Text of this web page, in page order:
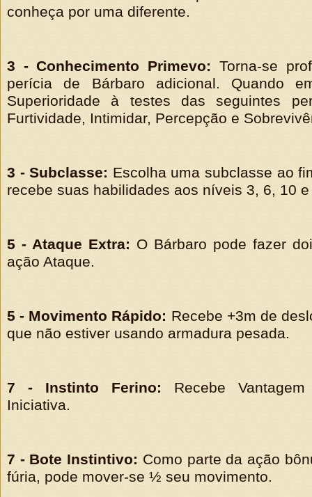
conheça por uma diferente.
3 - Conhecimento Primevo:
Torna-se
perícia de Bárbaro adicional. Quando
Superioridade à testes das seguintes
Furtividade, Intimidar, Percepção e
3 - Subclasse: Escolha uma subclasse ao
recebe suas habilidades aos níveis 3, 6, 10
5 - Ataque Extra: O Bárbaro pode fazer
ação Ataque.
5 - Movimento Rápido: Recebe +3m de
que não estiver usando armadura pesada.
7 - Instinto Ferino: Recebe
Iniciativa.
7 - Bote Instintivo: Como parte da ação
fúria, pode mover-se ½ seu movimento.